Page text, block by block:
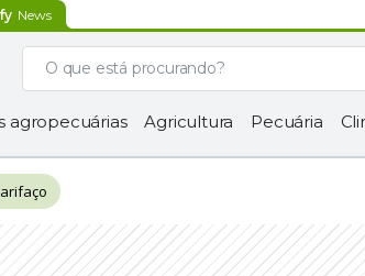
News
agropecuárias Agricultura Pecuária